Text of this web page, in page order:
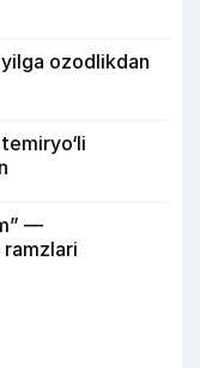
yilga ozodlikdan
—